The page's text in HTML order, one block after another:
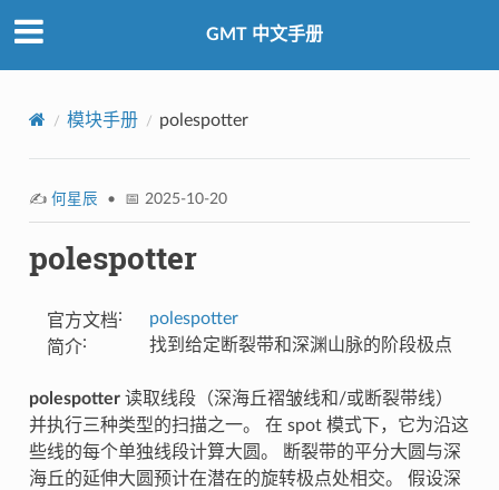
GMT 中文手册
模块手册 polespotter
✍️ 何星辰 • 📅 2025-10-20
polespotter
官方文档:
polespotter
简介: 找到给定断裂带和深渊山脉的阶段极点
polespotter读取线段（深海丘褶皱线和/或断裂带线）
并执行三种类型的扫描之一。 在 spot 模式下，它为沿这
些线的每个单独线段计算大圆。 断裂带的平分大圆与深
海丘的延伸大圆预计在潜在的旋转极点处相交。 假设深